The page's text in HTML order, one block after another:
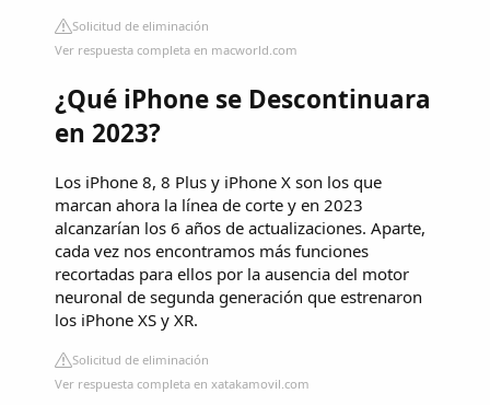
Solicitud de eliminación
Ver respuesta completa en macworld.com
¿Qué iPhone se Descontinuara
en 2023?
Los iPhone 8, 8 Plus y iPhone X son los que
marcan ahora la línea de corte y en 2023
alcanzarían los 6 años de actualizaciones. Aparte,
cada vez nos encontramos más funciones
recortadas para ellos por la ausencia del motor
neuronal de segunda generación que estrenaron
los iPhone XS y XR.
Solicitud de eliminación
Ver respuesta completa en xatakamovil.com